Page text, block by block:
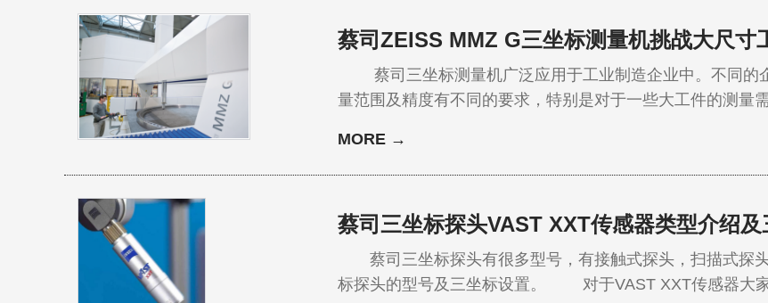
蔡司ZEISS MMZ G三坐标测量机挑战大尺寸
蔡司三坐标测量机广泛应用于工业制造企业中。不同的
量范围及精度有不同的要求，特别是对于一些大工件的测量
ThyssenKrupp Rothe Erde是当今世界领先的快速定向轴承，如滚珠和滚柱连接件的制造商，
拥有…
MORE →
蔡司三坐标探头VAST XXT传感器类型介绍
蔡司三坐标探头有很多型号，有接触式探头，扫描式探
标探头的型号及三坐标设置。 对于VAST XXT传感器大家不会陌生。 样